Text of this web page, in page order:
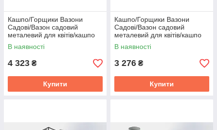
Кашпо/Горщики Вазони
Садові/Вазон садовий
металевий для квітів/кашпо
для квітів/квітковий горщик/
Кашпо
В наявності
4 323 ₴
Купити
Кашпо/Горщики Вазони
Садові/Вазон садовий
металевий для квітів/кашпо
для квітів/квітковий горщик/
Кашпо
В наявності
3 276 ₴
Купити